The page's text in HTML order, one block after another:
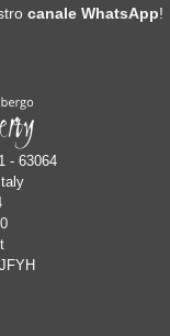
canale WhatsApp!
- 63064